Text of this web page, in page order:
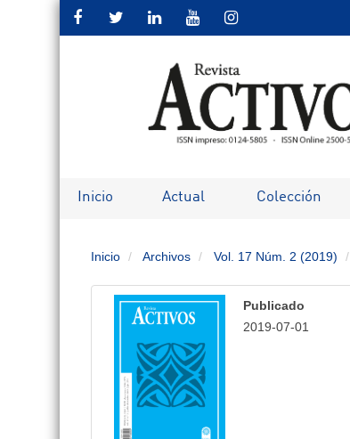
Salto
de
página
Navegación
principal
Contenido
Inicio Actual Colección
Inicio Archivos Vol. 17 Núm. 2 (2019)
Publicado
2019-07-01